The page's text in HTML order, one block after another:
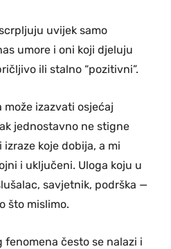
uvijek samo
umore i oni koji djeluju
ili stalno “pozitivni”.
izazvati osjećaj
jednostavno ne stigne
koje dobija, a mi
i uključeni. Uloga koju u
savjetnik, podrška —
što mislimo.
fenomena često se nalazi i